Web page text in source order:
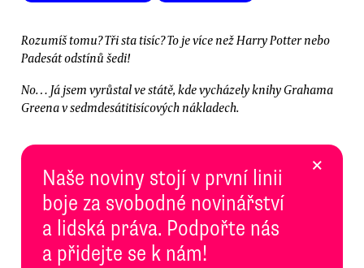
Rozumíš tomu? Tři sta tisíc? To je více než Harry Potter nebo
Padesát odstínů šedi!
No… Já jsem vyrůstal ve státě, kde vycházely knihy Grahama
Greena v sedmdesátitisícových nákladech.
Naše noviny stojí v první linii
boje za svobodné novinářství
a lidská práva. Podpořte nás
a přidejte se k nám!
×